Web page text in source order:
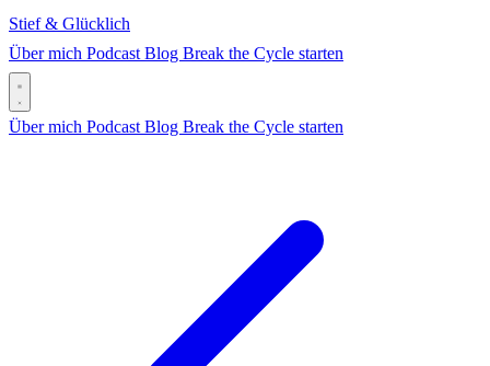
Stief & Glücklich
Über mich Podcast Blog Break the Cycle starten
Über mich Podcast Blog Break the Cycle starten